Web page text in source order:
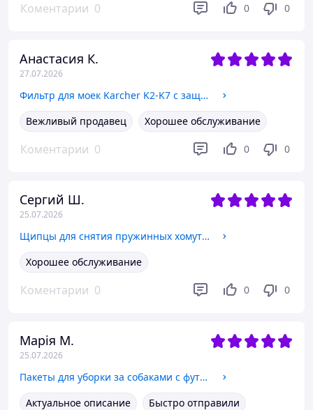
Коментарии 0 0 0
Анастасия К.
27.07.2026
Фильтр для моек Karcher K2-K7 с защитой насоса
Вежливый продавец
Хорошее обслуживание
Коментарии 0 0 0
Сергий Ш.
25.07.2026
Щипцы для снятия пружинных хомутов
Хорошее обслуживание
Коментарии 0 0 0
Марія М.
25.07.2026
Пакеты для уборки за собаками с футляром Purlov
Актуальное описание
Быстро отправили